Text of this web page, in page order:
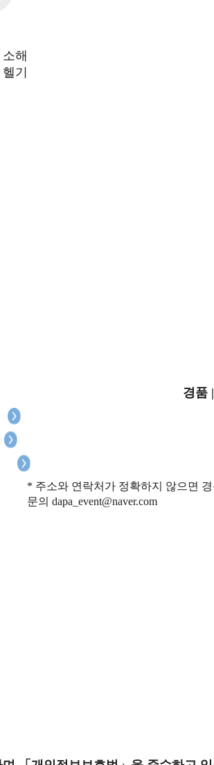
소해
헬기
경품 |
* 주소와 연락처가 정확하지 않으면
문의 dapa_event@naver.com